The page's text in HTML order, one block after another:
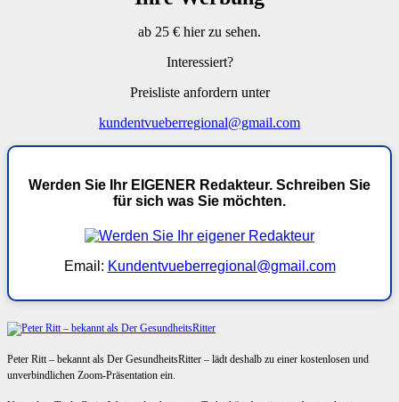
ab 25 € hier zu sehen.
Interessiert?
Preisliste anfordern unter
kundentvueberregional@gmail.com
Werden Sie Ihr EIGENER Redakteur. Schreiben Sie
für sich was Sie möchten.
Email: Kundentvueberregional@gmail.com
Peter Ritt – bekannt als Der GesundheitsRitter – lädt deshalb zu einer kostenlosen und
unverbindlichen Zoom-Präsentation ein.